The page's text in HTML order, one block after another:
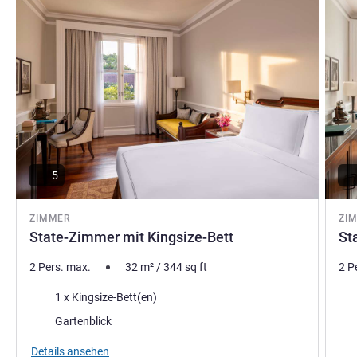
ZIMMER
State-Zimmer mit Kingsize-Bett
5
2 Pers. max. 32 m²/344sq ft
Bettwäsche
1 x Kingsize-Bett(en)
Aussicht:Gartenblick
Details ansehen
2